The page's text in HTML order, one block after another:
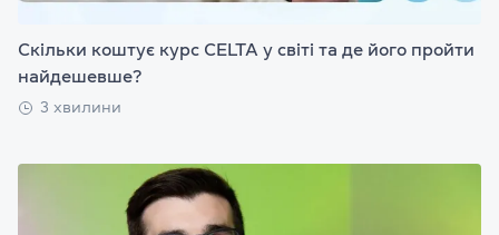
Скільки коштує курс CELTA у світі та де його пройти
найдешевше?
3 хвилини